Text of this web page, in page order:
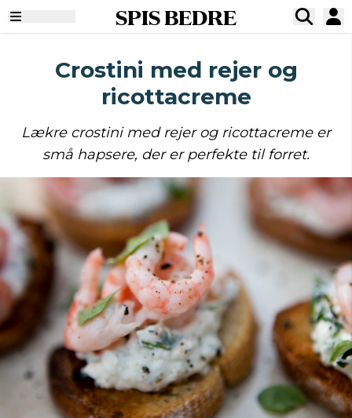
SPIS BEDRE
Crostini med rejer og
ricottacreme
Lækre crostini med rejer og ricottacreme er
små hapsere, der er perfekte til forret.